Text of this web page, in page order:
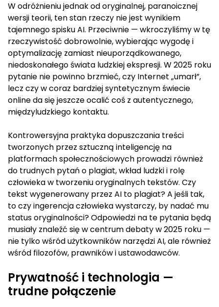
W odróżnieniu jednak od oryginalnej, paranoicznej
wersji teorii, ten stan rzeczy nie jest wynikiem
tajemnego spisku AI. Przeciwnie — wkroczyliśmy w tę
rzeczywistość dobrowolnie, wybierając wygodę i
optymalizację zamiast nieuporządkowanego,
niedoskonałego świata ludzkiej ekspresji. W 2025 roku
pytanie nie powinno brzmieć, czy Internet „umarł”,
lecz czy w coraz bardziej syntetycznym świecie
online da się jeszcze ocalić coś z autentycznego,
międzyludzkiego kontaktu.
Kontrowersyjna praktyka dopuszczania treści
tworzonych przez sztuczną inteligencję na
platformach społecznościowych prowadzi również
do trudnych pytań o plagiat, wkład ludzki i rolę
człowieka w tworzeniu oryginalnych tekstów. Czy
tekst wygenerowany przez AI to plagiat? A jeśli tak,
to czy ingerencja człowieka wystarczy, by nadać mu
status oryginalności? Odpowiedzi na te pytania będą
musiały znaleźć się w centrum debaty w 2025 roku —
nie tylko wśród użytkowników narzędzi AI, ale również
wśród filozofów, prawników i ustawodawców.
Prywatność i technologia —
trudne połączenie